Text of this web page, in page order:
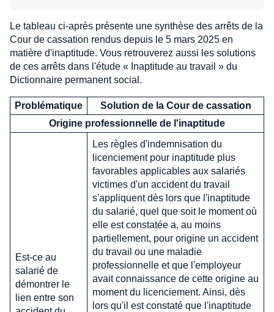
Le tableau ci-après présente une synthèse des arrêts de la
Cour de cassation rendus depuis le 5 mars 2025 en
matière d'inaptitude. Vous retrouverez aussi les solutions
de ces arrêts dans l'étude « Inaptitude au travail » du
Dictionnaire permanent social.
Problématique
Solution de la Cour de cassation
Origine professionnelle de l'inaptitude
Est-ce au
salarié de
démontrer le
lien entre son
Les règles d'indemnisation du
licenciement pour inaptitude plus
favorables applicables aux salariés
victimes d'un accident du travail
s'appliquent dès lors que l'inaptitude
du salarié, quel que soit le moment où
elle est constatée a, au moins
partiellement, pour origine un accident
du travail ou une maladie
professionnelle et que l'employeur
avait connaissance de cette origine au
moment du licenciement. Ainsi, dès
lors qu'il est constaté que l'inaptitude